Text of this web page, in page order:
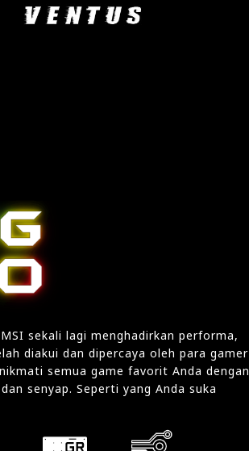
sekali lagi menghadirkan performa,
diakui dan dipercaya oleh para gamer
semua game favorit Anda dengan
senyap. Seperti yang Anda suka